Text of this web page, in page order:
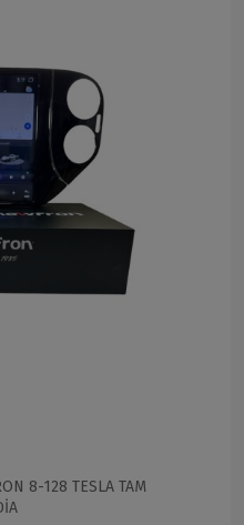
8-128 TESLA TAM